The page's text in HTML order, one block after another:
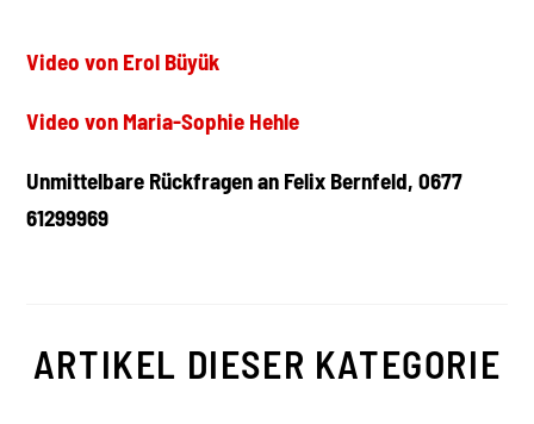
Video von Erol Büyük
Video von Maria-Sophie Hehle
Unmittelbare Rückfragen an Felix Bernfeld, 0677
61299969
ARTIKEL DIESER KATEGORIE